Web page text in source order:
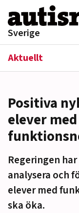
Hoppa till innehåll
Sverige
Aktuellt
Positiva
elever med
Regeringen
analysera och
elever med
ska öka.